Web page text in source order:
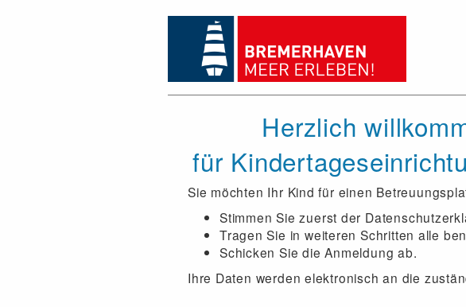
Herzlich
für
Sie möchten Ihr Kind für einen
Stimmen Sie zuerst der
Tragen Sie in weiteren Schritten alle
Schicken Sie die Anmeldung ab.
Ihre Daten werden elektronisch an die